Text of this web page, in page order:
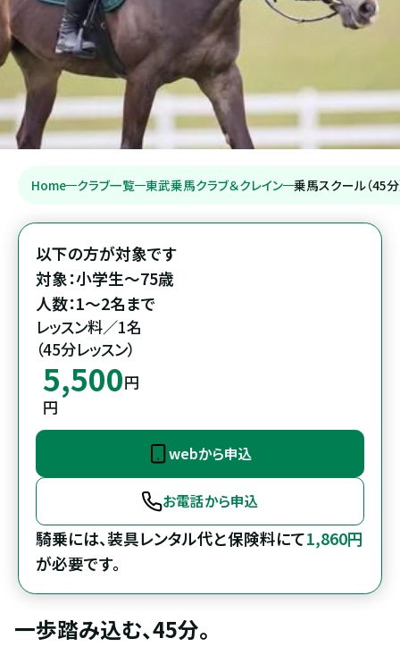
Home クラブ一覧 東武乗馬クラブ＆クレイン 乗馬スクール（45分
以下の方が対象です
対象：小学生～75歳
人数：1～2名まで
レッスン料／1名
（45分レッスン）
5,500円
円
webから申込
お電話から申込
騎乗には、装具レンタル代と保険料にて1,860円
が必要です。
一歩踏み込む、45分。